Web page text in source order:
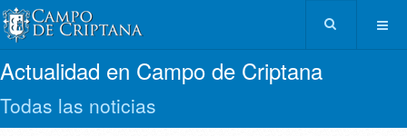
Actualidad en Campo de Criptana
Todas las noticias